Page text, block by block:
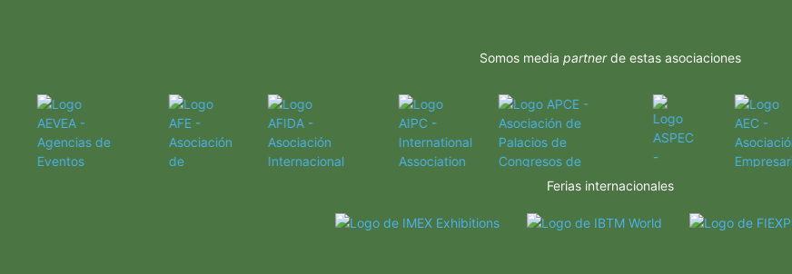
Somos media partnerde estas asociaciones
Ferias internacionales